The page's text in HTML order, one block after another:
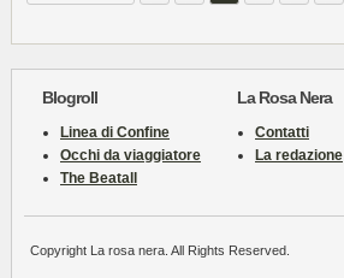
Blogroll
Linea di Confine
Occhi da viaggiatore
The Beatall
La Rosa Nera
Contatti
La redazione
Copyright La rosa nera. All Rights Reserved.